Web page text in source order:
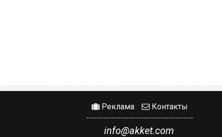
Реклама Контакты
info@akket.com